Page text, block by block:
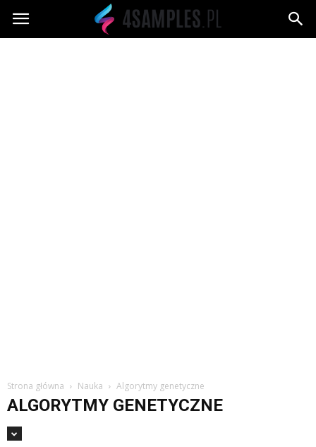
4samples.pl
Strona główna Nauka Algorytmy genetyczne
ALGORYTMY GENETYCZNE